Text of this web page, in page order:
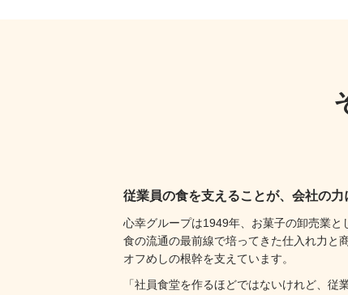
従業員の食を支えることが、 会社の力
心幸グループは1949年、 お菓子の卸売業と
食の流通の最前線で培ってきた仕入れ力と
オフめしの根幹を支えています。
「社員食堂を作るほどではないけれど、 従